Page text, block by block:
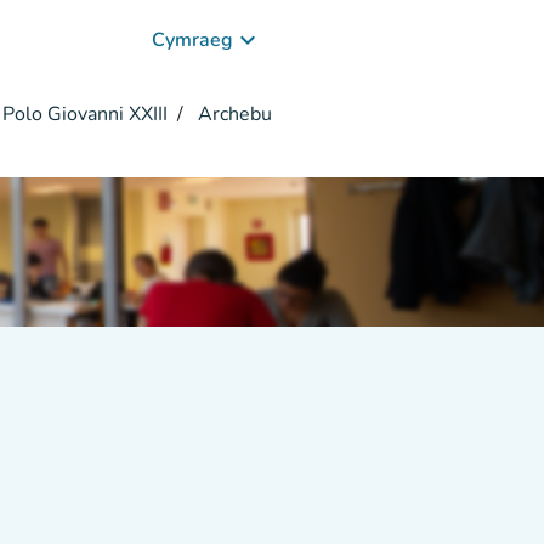
Cymraeg keyboard_arrow_down
Giovanni XXIII
Archebu